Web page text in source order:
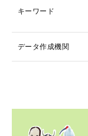
キーワード
データ作成機関